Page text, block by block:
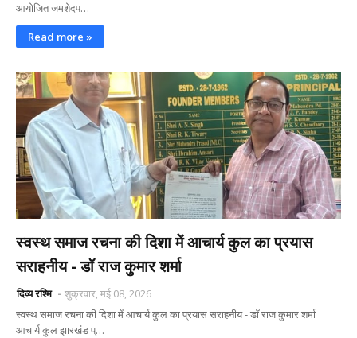
आयोजित जमशेदप…
Read more »
स्वस्थ समाज रचना की दिशा में आचार्य कुल का प्रयास
सराहनीय - डॉ राज कुमार शर्मा
दिव्य रश्मि
शुक्रवार, मई 08, 2026
स्वस्थ समाज रचना की दिशा में आचार्य कुल का प्रयास सराहनीय - डॉ राज कुमार शर्मा
आचार्य कुल झारखंड प्…